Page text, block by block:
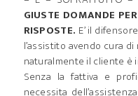
GIUSTE DOMANDE
RISPOSTE. E’ il
l’assistito avendo cura
naturalmente il cliente è
Senza la fattiva e
necessita